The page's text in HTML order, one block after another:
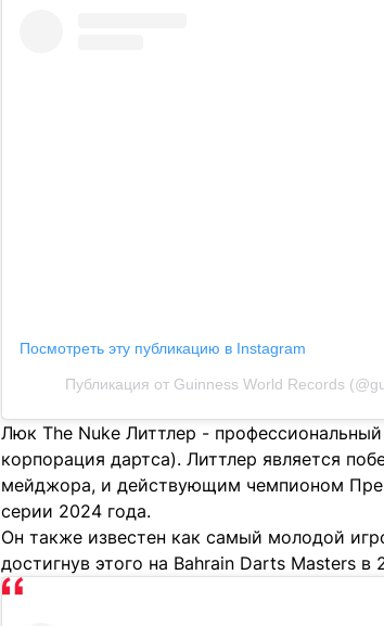
Посмотреть эту публикацию в Instagram
Публикация от Guinness World Records
Люк The Nuke Литтлер -
корпорация дартса). Литтлер является
мейджора, и действующим чемпионом
серии 2024 года.
Он также известен как самый молодой
достигнув этого на Bahrain Darts Masters в